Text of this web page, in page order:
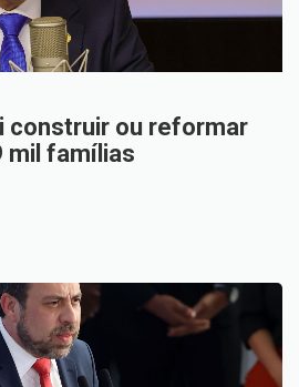
construir ou reformar
mil famílias